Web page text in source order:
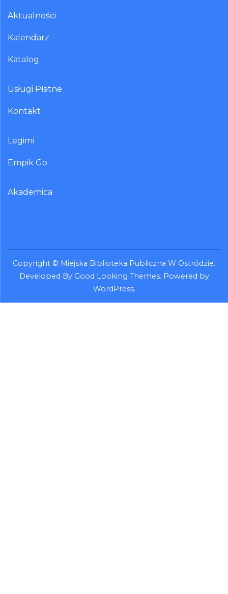
Aktualności
Kalendarz
Katalog
Usługi Płatne
Kontakt
Legimi
Empik Go
Akademica
Copyright © Miejska Biblioteka Publiczna W Ostródzie.
Developed By Good Looking Themes. Powered by
WordPress.